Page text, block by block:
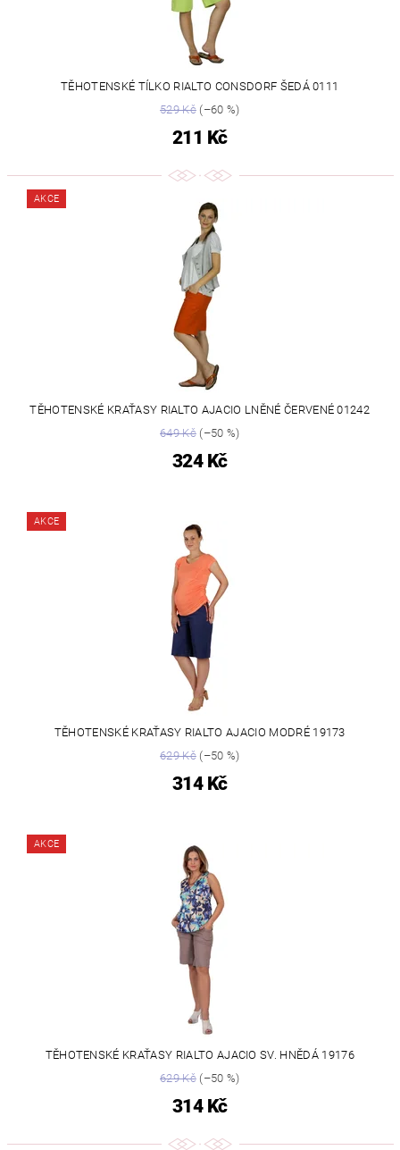
TĚHOTENSKÉ TÍLKO RIALTO CONSDORF ŠEDÁ 0111
529 Kč(–60 %)
211 Kč
AKCE
TĚHOTENSKÉ KRAŤASY RIALTO AJACIO LNĚNÉ ČERVENÉ 01242
649 Kč(–50 %)
324 Kč
AKCE
TĚHOTENSKÉ KRAŤASY RIALTO AJACIO MODRÉ 19173
629 Kč(–50 %)
314 Kč
AKCE
TĚHOTENSKÉ KRAŤASY RIALTO AJACIO SV. HNĚDÁ 19176
629 Kč(–50 %)
314 Kč